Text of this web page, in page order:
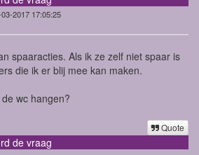
2017 17:05:25
spaaracties. Als ik ze zelf niet spaar is
die ik er blij mee kan maken.
wc hangen?
Quote
de vraag